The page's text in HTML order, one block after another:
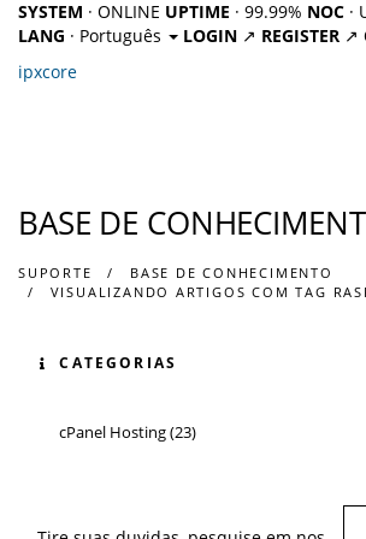
SYSTEM · ONLINE UPTIME · 99.99% NOC ·
LANG · Português LOGIN ↗ REGISTER ↗
ipxcore
BASE DE
SUPORTE
BASE DE CONHECIMENTO
VISUALIZANDO ARTIGOS COM TAG
CATEGORIAS